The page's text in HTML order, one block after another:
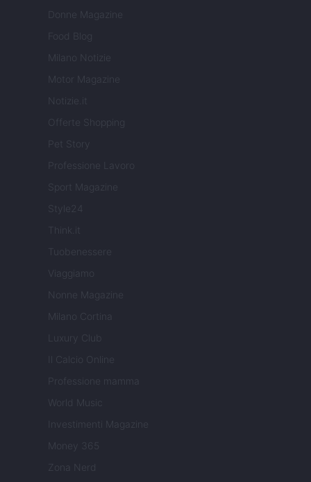
Donne Magazine
Food Blog
Milano Notizie
Motor Magazine
Notizie.it
Offerte Shopping
Professione Lavoro
Sport Magazine
Style24
Think.it
Tuobenessere
Viaggiamo
Nonne Magazine
Milano Cortina
Luxury Club
Il Calcio Online
Professione mamma
World Music
Investimenti Magazine
Money 365
Zona Nerd